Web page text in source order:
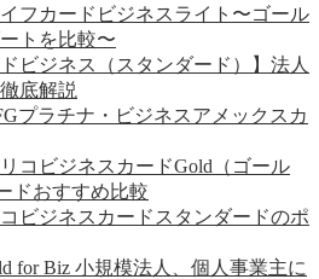
フカードビジネスライト〜ゴール
トを比較〜
ドビジネス（スタンダード）】法人
底解説
プラチナ・ビジネスアメックスカ
コビジネスカードGold（ゴール
ドおすすめ比較
ビジネスカードスタンダードのポ
for Biz 小規模法人、個人事業主に